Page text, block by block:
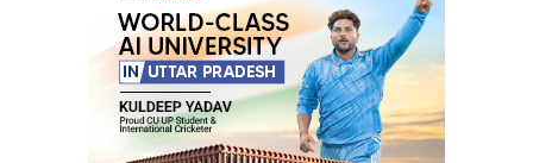
Your E-mail*
Submit Comment